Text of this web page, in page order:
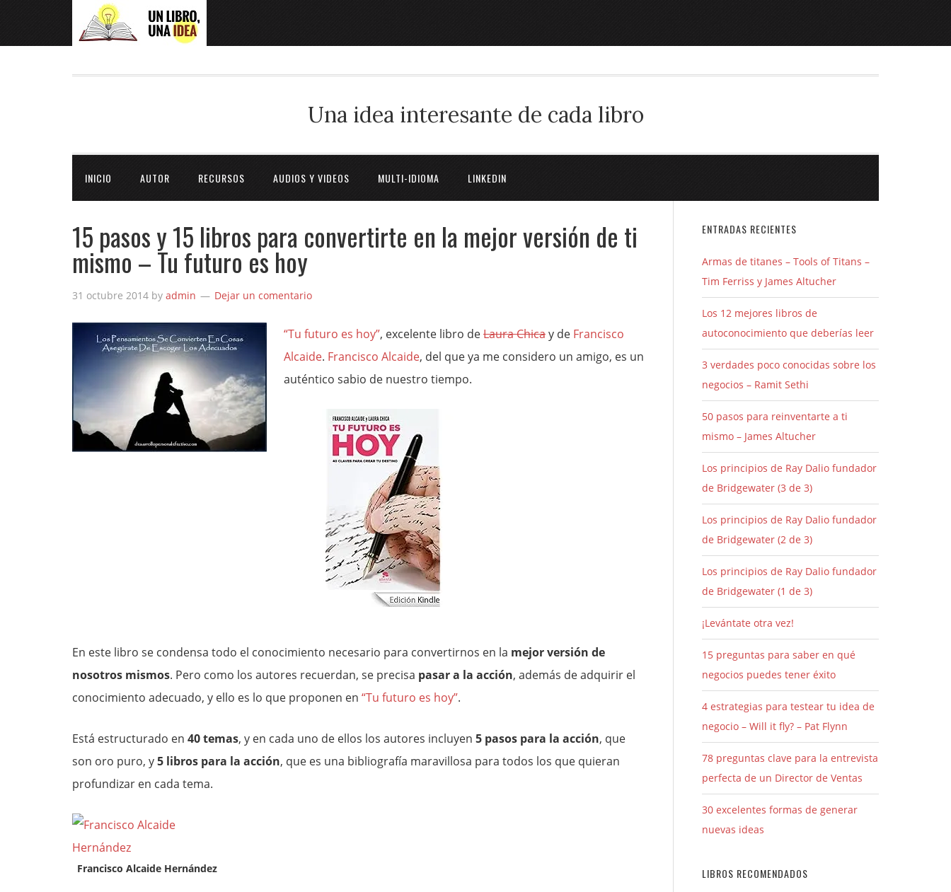
Una idea interesante de cada libro
INICIO AUTOR RECURSOS AUDIOS Y VIDEOS MULTI-IDIOMA LINKEDIN
15 pasos y 15 libros para convertirte en la mejor versión de ti
mismo – Tu futuro es hoy
31 octubre 2014 by admin Dejar un comentario
“Tu futuro es hoy”, excelente libro deLaura Chicay de Francisco
Alcaide. Francisco Alcaide, del que ya me considero un amigo, es un
auténtico sabio de nuestro tiempo.
En este libro se condensa todo el conocimiento necesario para convertirnos en la mejor versión de
nosotros mismos. Pero como los autores recuerdan, se precisa pasar a la acción, además de adquirir el
conocimiento adecuado, y ello es lo que proponen en “Tu futuro es hoy”.
Está estructurado en 40 temas, y en cada uno de ellos los autores incluyen 5 pasos para la acción, que
son oro puro, y5 libros para la acción, que es una bibliografía maravillosa para todos los que quieran
profundizar en cada tema.
Francisco Alcaide Hernández
ENTRADAS RECIENTES
Armas de titanes – Tools of Titans –
Tim Ferriss y James Altucher
Los 12 mejores libros de
autoconocimiento que deberías leer
3 verdades poco conocidas sobre los
negocios – Ramit Sethi
50 pasos para reinventarte a ti
mismo – James Altucher
Los principios de Ray Dalio fundador
de Bridgewater (3 de 3)
Los principios de Ray Dalio fundador
de Bridgewater (2 de 3)
Los principios de Ray Dalio fundador
de Bridgewater (1 de 3)
¡Levántate otra vez!
15 preguntas para saber en qué
negocios puedes tener éxito
4 estrategias para testear tu idea de
negocio – Will it fly? – Pat Flynn
78 preguntas clave para la entrevista
perfecta de un Director de Ventas
30 excelentes formas de generar
nuevas ideas
LIBROS RECOMENDADOS